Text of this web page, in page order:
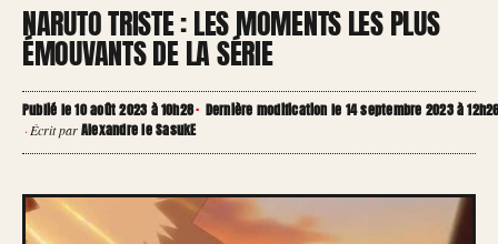
NARUTO TRISTE : LES MOMENTS LES PLUS
ÉMOUVANTS DE LA SÉRIE
Publié le 10 août 2023 à 10h28· Dernière modification le 14 septembre 2023 à
·Écrit parAlexandre le SasukE